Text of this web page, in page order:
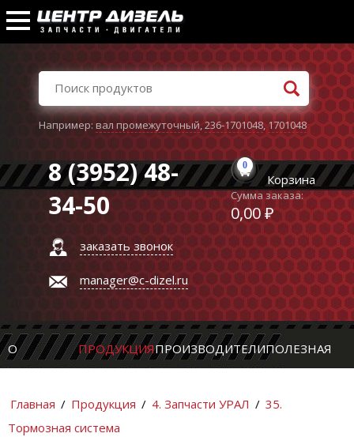
Например:вал промежуточный,236-1701048,1701048
8 (3952) 48-
34-50
заказать звонок
manager@c-dizel.ru
0
Корзина
Сумма заказа:
0,00 ₽
О ПРОДУКЦИЯПРОИЗВОДИТЕЛИПОЛЕЗНАЯ
Главная / Продукция / 4. Запчасти УРАЛ / 35.
Тормозная система